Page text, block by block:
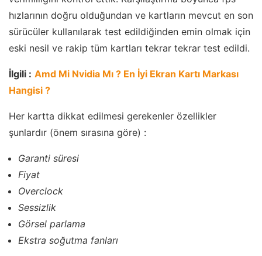
hızlarının doğru olduğundan ve kartların mevcut en son
sürücüler kullanılarak test edildiğinden emin olmak için
eski nesil ve rakip tüm kartları tekrar tekrar test edildi.
İlgili : Amd Mi Nvidia Mı ? En İyi Ekran Kartı Markası
Hangisi ?
Her kartta dikkat edilmesi gerekenler özellikler
şunlardır (önem sırasına göre) :
Garanti süresi
Fiyat
Overclock
Sessizlik
Görsel parlama
Ekstra soğutma fanları